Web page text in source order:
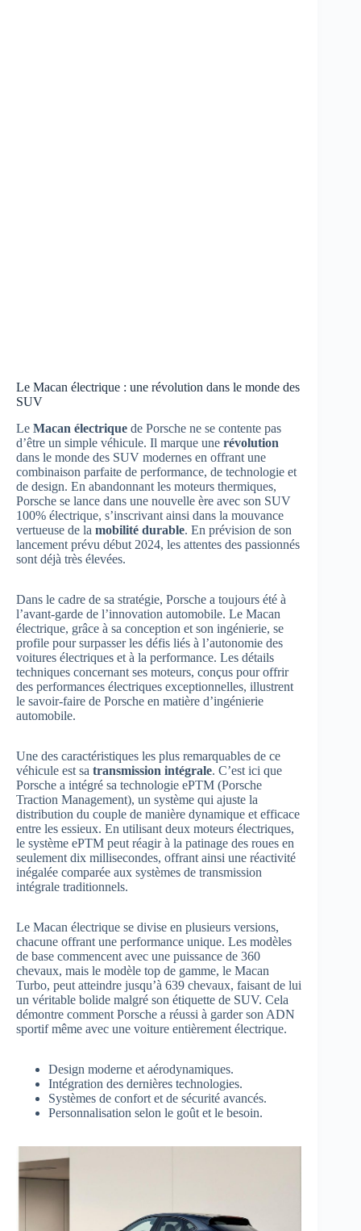
Le Macan électrique : une révolution dans le monde des
SUV
Le Macan électrique de Porsche ne se contente pas
d’être un simple véhicule. Il marque une révolution
dans le monde des SUV modernes en offrant une
combinaison parfaite de performance, de technologie et
de design. En abandonnant les moteurs thermiques,
Porsche se lance dans une nouvelle ère avec son SUV
100% électrique, s’inscrivant ainsi dans la mouvance
vertueuse de la mobilité durable. En prévision de son
lancement prévu début 2024, les attentes des passionnés
sont déjà très élevées.
Dans le cadre de sa stratégie, Porsche a toujours été à
l’avant-garde de l’innovation automobile. Le Macan
électrique, grâce à sa conception et son ingénierie, se
profile pour surpasser les défis liés à l’autonomie des
voitures électriques et à la performance. Les détails
techniques concernant ses moteurs, conçus pour offrir
des performances électriques exceptionnelles, illustrent
le savoir-faire de Porsche en matière d’ingénierie
automobile.
Une des caractéristiques les plus remarquables de ce
véhicule est sa transmission intégrale. C’est ici que
Porsche a intégré sa technologie ePTM (Porsche
Traction Management), un système qui ajuste la
distribution du couple de manière dynamique et efficace
entre les essieux. En utilisant deux moteurs électriques,
le système ePTM peut réagir à la patinage des roues en
seulement dix millisecondes, offrant ainsi une réactivité
inégalée comparée aux systèmes de transmission
intégrale traditionnels.
Le Macan électrique se divise en plusieurs versions,
chacune offrant une performance unique. Les modèles
de base commencent avec une puissance de 360
chevaux, mais le modèle top de gamme, le Macan
Turbo, peut atteindre jusqu’à 639 chevaux, faisant de lui
un véritable bolide malgré son étiquette de SUV. Cela
démontre comment Porsche a réussi à garder son ADN
sportif même avec une voiture entièrement électrique.
Design moderne et aérodynamiques.
Intégration des dernières technologies.
Systèmes de confort et de sécurité avancés.
Personnalisation selon le goût et le besoin.